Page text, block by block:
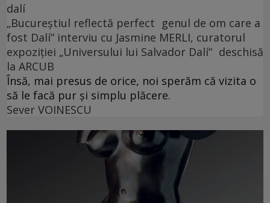
dalí
„Bucureștiul reflectă perfect genul de om care a
fost Dalí“ interviu cu Jasmine MERLI, curatorul
expoziției „Universului lui Salvador Dalí“ deschisă
la ARCUB
Însă, mai presus de orice, noi sperăm că vizita o
să le facă pur și simplu plăcere.
Sever VOINESCU